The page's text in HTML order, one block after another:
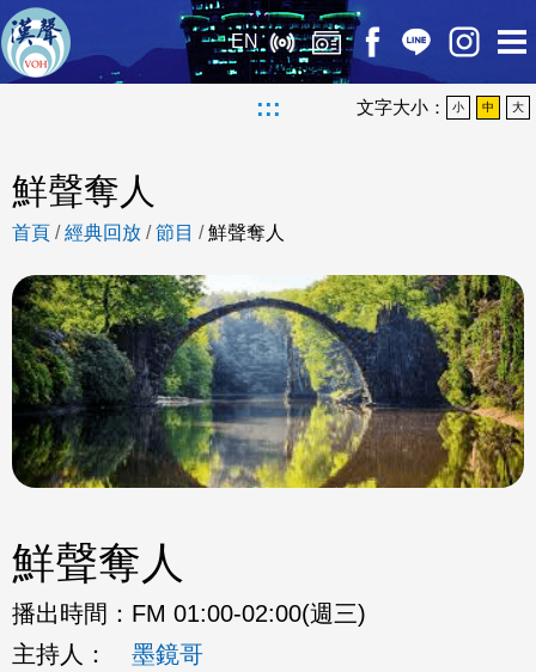
EN
::: 文字大小： 小 中 大
鮮聲奪人
首頁 /經典回放 /節目 /鮮聲奪人
鮮聲奪人
播出時間： FM 01:00-02:00(週三)
主持人：
墨鏡哥